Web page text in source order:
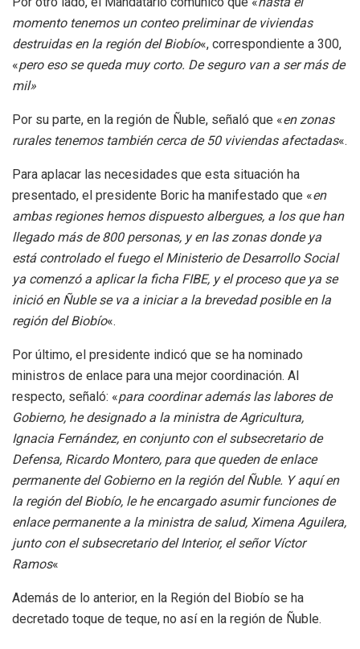
momento tenemos un conteo preliminar de viviendas
destruidas en la región del Biobío«, correspondiente a 300,
«pero eso se queda muy corto. De seguro van a ser más de
mil»
Por su parte, en la región de Ñuble, señaló que «en zonas
rurales tenemos también cerca de 50 viviendas afectadas«.
Para aplacar las necesidades que esta situación ha
presentado, el presidente Boric ha manifestado que «en
ambas regiones hemos dispuesto albergues, a los que han
llegado más de 800 personas, y en las zonas donde ya
está controlado el fuego el Ministerio de Desarrollo Social
ya comenzó a aplicar la ficha FIBE, y el proceso que ya se
inició en Ñuble se va a iniciar a la brevedad posible en la
región del Biobío«.
Por último, el presidente indicó que se ha nominado
ministros de enlace para una mejor coordinación. Al
respecto, señaló: «para coordinar además las labores de
Gobierno, he designado a la ministra de Agricultura,
Ignacia Fernández, en conjunto con el subsecretario de
Defensa, Ricardo Montero, para que queden de enlace
permanente del Gobierno en la región del Ñuble. Y aquí en
la región del Biobío, le he encargado asumir funciones de
enlace permanente a la ministra de salud, Ximena Aguilera,
junto con el subsecretario del Interior, el señor Víctor
Ramos«
Además de lo anterior, en la Región del Biobío se ha
decretado toque de teque, no así en la región de Ñuble.